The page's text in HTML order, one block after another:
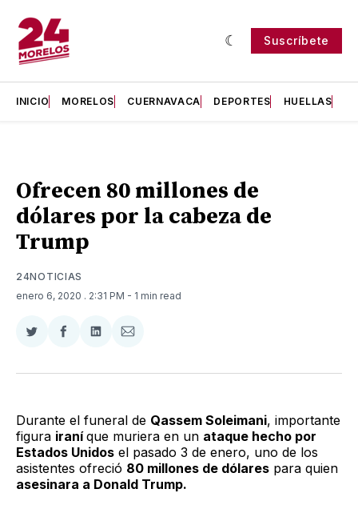
Suscríbete
INICIO MORELOS CUERNAVACA DEPORTES HUELLAS
Ofrecen 80 millones de
dólares por la cabeza de
Trump
24NOTICIAS
enero 6, 2020 . 2:31 PM - 1 min read
Compartir
Twitter
Compartir
Facebook
Compartir
LinkedIn
Compartir
Email
Durante el funeral de Qassem Soleimani, importante
figura iraníque muriera en un ataque hecho por
Estados Unidos el pasado 3 de enero, uno de los
asistentes ofreció 80 millones de dólares para quien
asesinara a Donald Trump.